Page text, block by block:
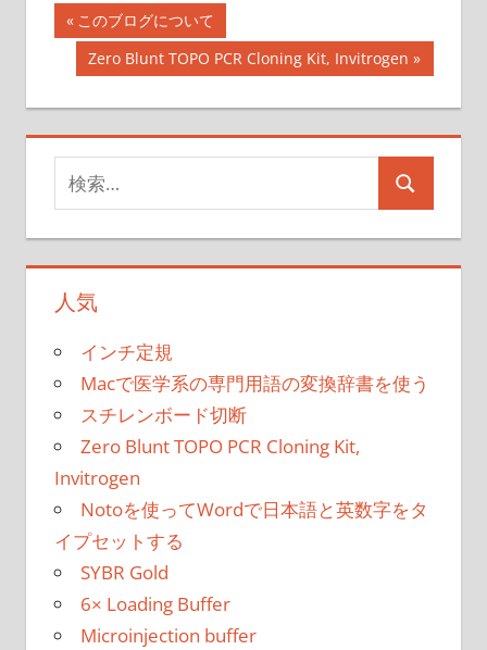
投
稿
ナ
ビ
ゲ
ー
シ
ョ
ン
前
の
記
このブログについて
次
記
事:
Zero Blunt TOPO PCR Cloning Kit, Invitrogen
索
対
象:
検
人気
インチ定規
Macで医学系の専門用語の変換辞書を使う
スチレンボード切断
Zero Blunt TOPO PCR Cloning Kit,
Invitrogen
Notoを使ってWordで日本語と英数字をタ
イプセットする
SYBR Gold
6× Loading Buffer
Microinjection buffer